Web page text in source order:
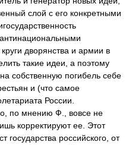
слой с его конкретными
дворянства и армии в
такие идеи, а поэтому
собственную погибель себе
и (что самое
России.
по мнению Ф., вовсе не
корректируют ее. Этот
государства российского, от